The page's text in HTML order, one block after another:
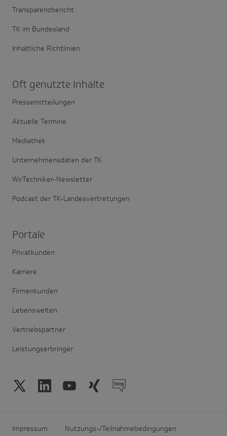
Transparenzbericht
TK im Bundesland
Inhaltliche Richtlinien
Oft genutzte Inhalte
Pressemitteilungen
Aktuelle Termine
Mediathek
Unternehmensdaten der TK
WirTechniker-Newsletter
Podcast der TK-Landesvertretungen
Portale
Privatkunden
Karriere
Firmenkunden
Lebenswelten
Vertriebspartner
Leistungserbringer
Impressum Nutzungs-/Teilnahmebedingungen